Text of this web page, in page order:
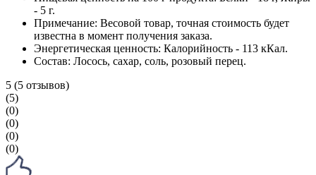
- 5 г.
Примечание: Весовой товар, точная стоимость будет
известна в момент получения заказа.
Энергетическая ценность: Калорийность - 113 кКал.
Cостав: Лосось, сахар, соль, розовый перец.
5 (5 отзывов)
(5)
(0)
(0)
(0)
(0)